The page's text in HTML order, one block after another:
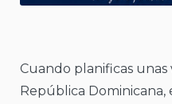
Cuando planificas unas
República